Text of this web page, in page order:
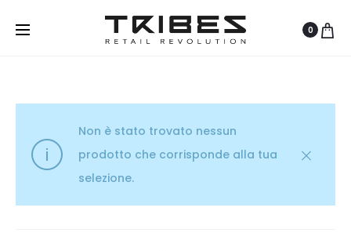
0
Non è stato trovato nessun
prodotto che corrisponde alla tua
selezione.